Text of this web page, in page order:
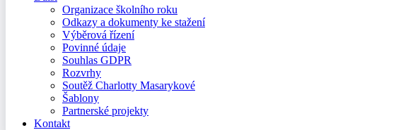
Organizace školního roku
Odkazy a dokumenty ke stažení
Výběrová řízení
Povinné údaje
Souhlas GDPR
Rozvrhy
Soutěž Charlotty Masarykové
Šablony
Partnerské projekty
Kontakt